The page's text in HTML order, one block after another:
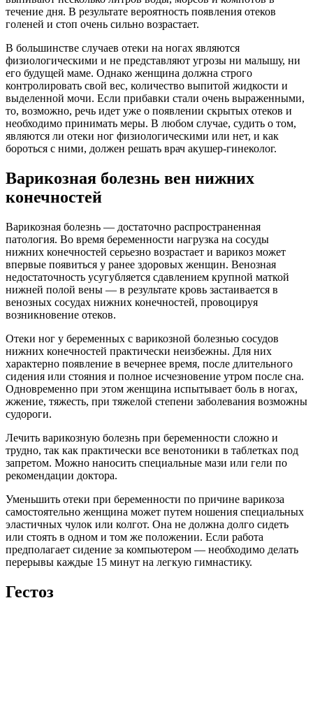
течение дня. В результате вероятность появления отеков
голеней и стоп очень сильно возрастает.
В большинстве случаев отеки на ногах являются
физиологическими и не представляют угрозы ни малышу, ни
его будущей маме. Однако женщина должна строго
контролировать свой вес, количество выпитой жидкости и
выделенной мочи. Если прибавки стали очень выраженными,
то, возможно, речь идет уже о появлении скрытых отеков и
необходимо принимать меры. В любом случае, судить о том,
являются ли отеки ног физиологическими или нет, и как
бороться с ними, должен решать врач акушер-гинеколог.
Варикозная болезнь вен нижних
конечностей
Варикозная болезнь — достаточно распространенная
патология. Во время беременности нагрузка на сосуды
нижних конечностей серьезно возрастает и варикоз может
впервые появиться у ранее здоровых женщин. Венозная
недостаточность усугубляется сдавлением крупной маткой
нижней полой вены — в результате кровь застаивается в
венозных сосудах нижних конечностей, провоцируя
возникновение отеков.
Отеки ног у беременных с варикозной болезнью сосудов
нижних конечностей практически неизбежны. Для них
характерно появление в вечернее время, после длительного
сидения или стояния и полное исчезновение утром после сна.
Одновременно при этом женщина испытывает боль в ногах,
жжение, тяжесть, при тяжелой степени заболевания возможны
судороги.
Лечить варикозную болезнь при беременности сложно и
трудно, так как практически все венотоники в таблетках под
запретом. Можно наносить специальные мази или гели по
рекомендации доктора.
Уменьшить отеки при беременности по причине варикоза
самостоятельно женщина может путем ношения специальных
эластичных чулок или колгот. Она не должна долго сидеть
или стоять в одном и том же положении. Если работа
предполагает сидение за компьютером — необходимо делать
перерывы каждые 15 минут на легкую гимнастику.
Гестоз